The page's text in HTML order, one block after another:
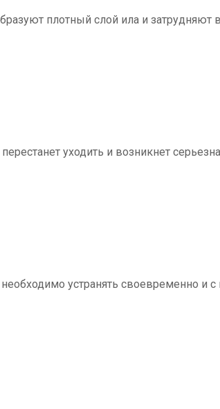
плотный слой ила и затрудняют
уходить и возникнет
устранять своевременно и